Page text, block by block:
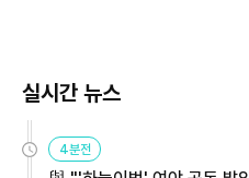
실시간 뉴스
4분전